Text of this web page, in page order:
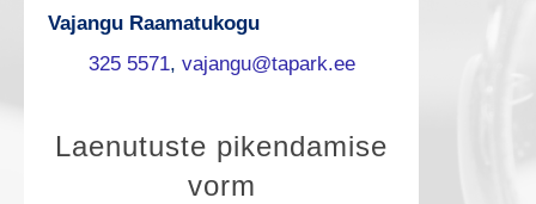
Vajangu Raamatukogu
325 5571, vajangu@tapark.ee
LLaenutuste pikendamise
vorm